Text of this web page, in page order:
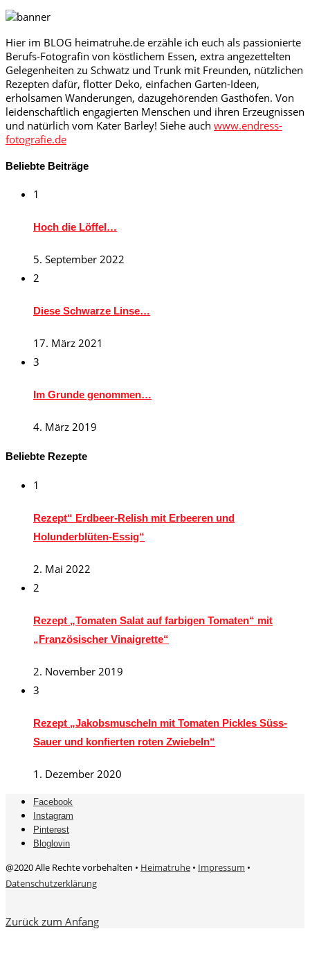
Hier im BLOG heimatruhe.de erzähle ich euch als passionierte
Berufs-Fotografin von köstlichem Essen, extra angezettelten
Gelegenheiten zu Schwatz und Trunk mit Freunden, nützlichen
Rezepten dafür, flotter Deko, einfachen Garten-Ideen,
erholsamen Wanderungen, dazugehörenden Gasthöfen. Von
leidenschaftlich engagierten Menschen und ihren Erzeugnissen
und natürlich vom Kater Barley! Siehe auch www.endress-
fotografie.de
Beliebte Beiträge
1
Hoch die Löffel…
5. September 2022
2
Diese Schwarze Linse…
17. März 2021
3
Im Grunde genommen…
4. März 2019
Beliebte Rezepte
1
Rezept“ Erdbeer-Relish mit Erbeeren und
Holunderblüten-Essig“
2. Mai 2022
2
Rezept „Tomaten Salat auf farbigen Tomaten“ mit
„Französischer Vinaigrette“
2. November 2019
3
Rezept „Jakobsmuscheln mit Tomaten Pickles Süss-
Sauer und konfierten roten Zwiebeln“
1. Dezember 2020
Facebook
Instagram
Pinterest
Bloglovin
@2020 Alle Rechte vorbehalten • Heimatruhe • Impressum •
Datenschutzerklärung
Zurück zum Anfang